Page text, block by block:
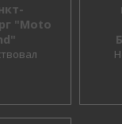
"Moto